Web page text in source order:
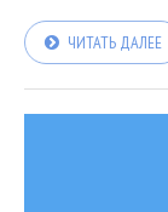
ЧИТАТЬ ДАЛЕЕ